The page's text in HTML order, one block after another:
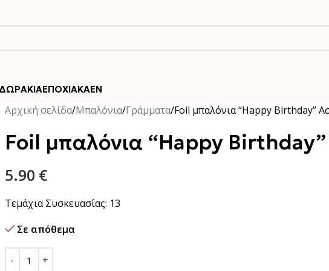
ΔΩΡΆΚΙΑΕΠΟΧΙΑΚΆEN
Αρχική σελίδα Μπαλόνια Γράμματα Foil μπαλόνια “Happy Birthday”
Foil μπαλόνια “Happy Birthday”
5.90 €
Τεμάχια Συσκευασίας: 13
Σε απόθεμα